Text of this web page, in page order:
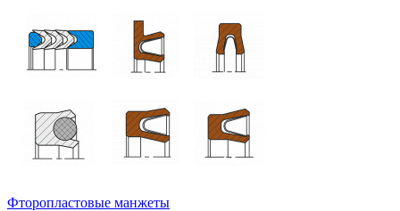
Фторопластовые манжеты